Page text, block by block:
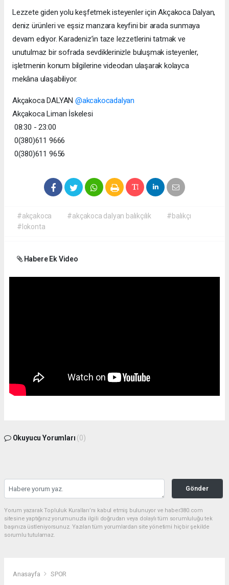
Lezzete giden yolu keşfetmek isteyenler için Akçakoca Dalyan,
deniz ürünleri ve eşsiz manzara keyfini bir arada sunmaya
devam ediyor. Karadeniz’in taze lezzetlerini tatmak ve
unutulmaz bir sofrada sevdiklerinizle buluşmak isteyenler,
işletmenin konum bilgilerine videodan ulaşarak kolayca
mekâna ulaşabiliyor.
Akçakoca DALYAN @akcakocadalyan
Akçakoca Liman İskelesi
08:30 - 23:00
0(380)611 9666
0(380)611 9656
#akçakoca #akçakoca dalyan balıkçılık
#balıkçı
#lokonta
Habere Ek Video
Okuyucu Yorumları (0)
Gönder
Yorum yazarak Topluluk Kuralları’nı kabul etmiş bulunuyor ve haber380.com
sitesine yaptığınız yorumunuzla ilgili doğrudan veya dolaylı tüm sorumluluğu tek
başınıza üstleniyorsunuz. Yazılan tüm yorumlardan site yönetimi hiçbir şekilde
sorumlu tutulamaz.
Anasayfa SPOR